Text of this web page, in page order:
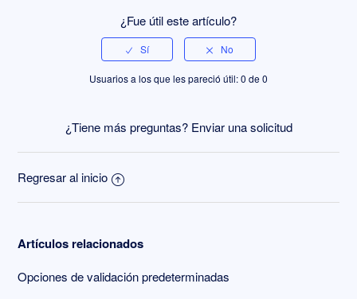
¿Fue útil este artículo?
Usuarios a los que les pareció útil: 0 de 0
¿Tiene más preguntas? Enviar una solicitud
Regresar al inicio
Artículos relacionados
Opciones de validación predeterminadas